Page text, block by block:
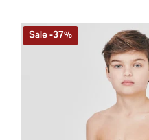
Sale-37%